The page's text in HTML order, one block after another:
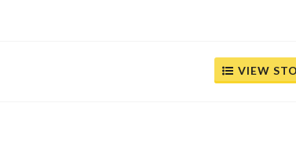
VIEW